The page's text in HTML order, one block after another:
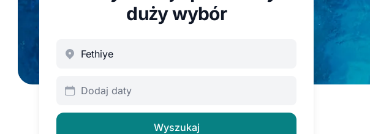
duży wybór
Dodaj daty
Wyszukaj